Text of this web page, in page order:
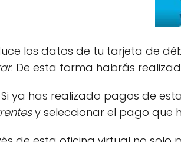
los datos de tu tarjeta de
. De esta forma habrás
Si ya has realizado pagos de
y seleccionar el pago que